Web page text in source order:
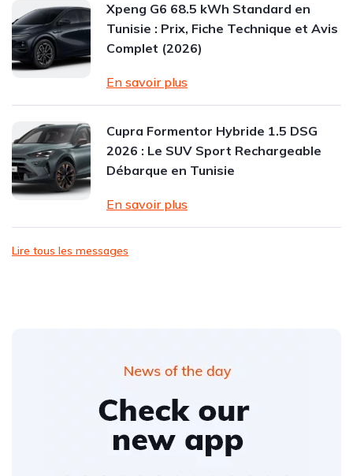
Xpeng G6 68.5 kWh Standard en
Tunisie : Prix, Fiche Technique et Avis
Complet (2026)
En savoir plus
Cupra Formentor Hybride 1.5 DSG
2026 : Le SUV Sport Rechargeable
Débarque en Tunisie
En savoir plus
Lire tous les messages